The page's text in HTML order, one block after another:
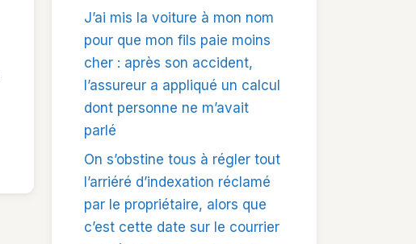
J’ai mis la voiture à mon nom
pour que mon fils paie moins
cher : après son accident,
l’assureur a appliqué un calcul
dont personne ne m’avait
parlé
On s’obstine tous à régler tout
l’arriéré d’indexation réclamé
par le propriétaire, alors que
c’est cette date sur le courrier